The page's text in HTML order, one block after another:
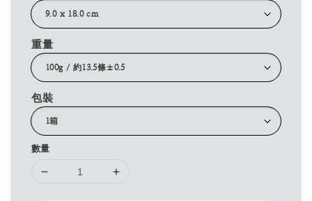
重量
包裝
數量